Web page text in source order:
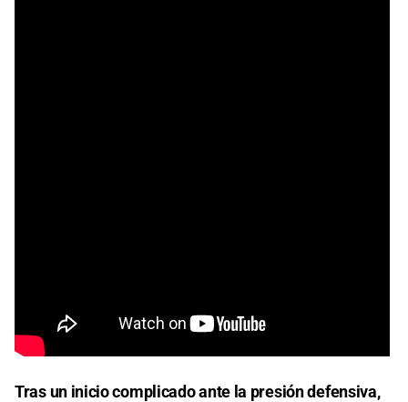
Tras un inicio complicado ante la presión defensiva,